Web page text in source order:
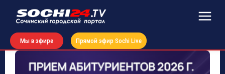
Мы в эфире Прямой эфир Sochi Live